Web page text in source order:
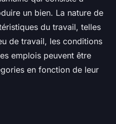
un bien. La nature de
du travail, telles
de travail, les conditions
emplois peuvent être
en fonction de leur